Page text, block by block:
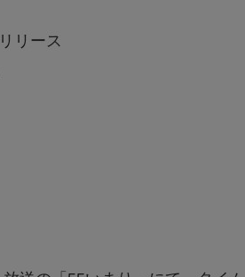
リース